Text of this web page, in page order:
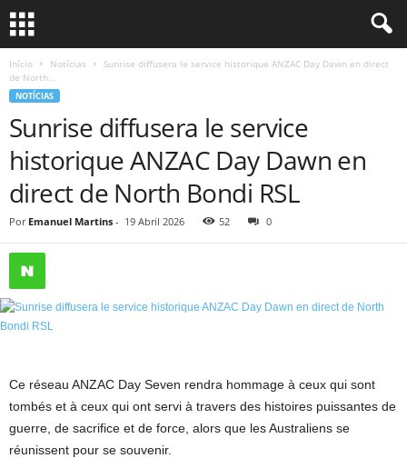
Início Notícias
Sunrise diffusera le service historique ANZAC Day Dawn en direct
de North...
NOTÍCIAS
Sunrise diffusera le service
historique ANZAC Day Dawn en
direct de North Bondi RSL
Por Emanuel Martins - 19 Abril 2026 52 0
Ce réseau ANZAC Day Seven rendra hommage à ceux qui sont
tombés et à ceux qui ont servi à travers des histoires puissantes de
guerre, de sacrifice et de force, alors que les Australiens se
réunissent pour se souvenir.